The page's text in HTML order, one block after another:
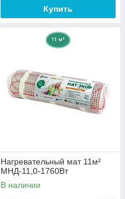
Купить
Нагревательный мат 11м²
МНД-11,0-1760Вт
В наличии